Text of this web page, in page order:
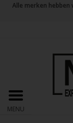
Alle merken hebben
MENU